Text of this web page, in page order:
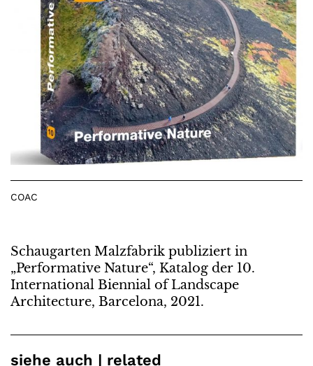
COAC
Schaugarten Malzfabrik publiziert in
„Performative Nature“, Katalog der 10.
International Biennial of Landscape
Architecture, Barcelona, 2021.
siehe auch | related